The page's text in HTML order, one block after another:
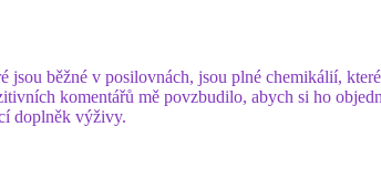
běžné v posilovnách, jsou plné chemikálií,
komentářů mě povzbudilo, abych si ho
doplněk výživy.